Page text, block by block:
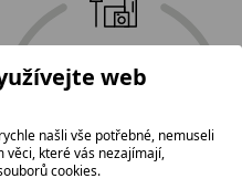
web
našli vše potřebné, nemuseli
věci, které vás nezajímají,
cookies.